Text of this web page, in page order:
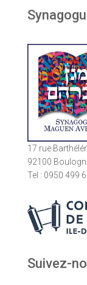
17 rue
92100
Tel : 0950 499
Suivez-